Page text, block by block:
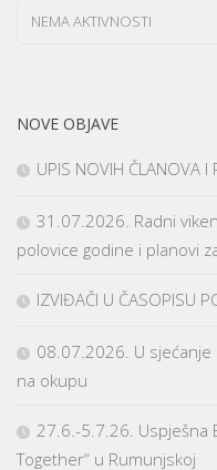
NEMA AKTIVNOSTI
NOVE OBJAVE
UPIS NOVIH ČLANOVA I
31.07.2026. Radni
polovice godine i planovi
IZVIĐAČI U ČASOPISU
08.07.2026. U sjećanje
na okupu
27.6.-5.7.26. Uspješna
Together“ u Rumunjskoj